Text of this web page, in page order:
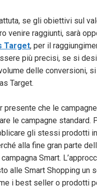
se gli obiettivi sul
venire raggiunti, sarà
Target, per il
più precisi, se si
delle conversioni,
Target.
presente che le
le campagne standard.
gli stessi prodotti
alla fine gran parte
Smart.
alle Smart Shopping un
i best seller o prodotti